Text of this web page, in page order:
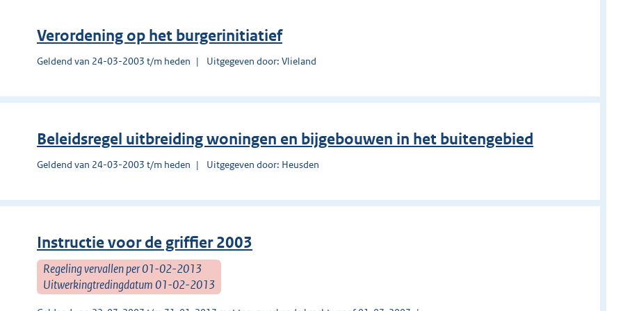
Verordening op het burgerinitiatief
Geldend van 24-03-2003 t/m heden Uitgegeven door: Vlieland
Beleidsregel uitbreiding woningen en bijgebouwen in het buitengebied
Geldend van 24-03-2003 t/m heden Uitgegeven door: Heusden
Instructie voor de griffier 2003
Regeling vervallen per 01-02-2013
Uitwerkingtredingdatum 01-02-2013